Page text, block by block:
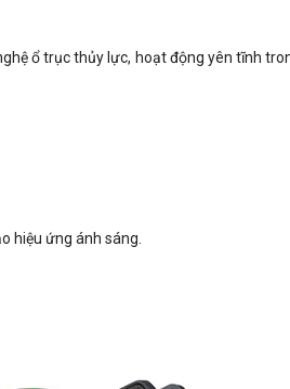
ổ trục thủy lực, hoạt động yên tĩnh
hiệu ứng ánh sáng.